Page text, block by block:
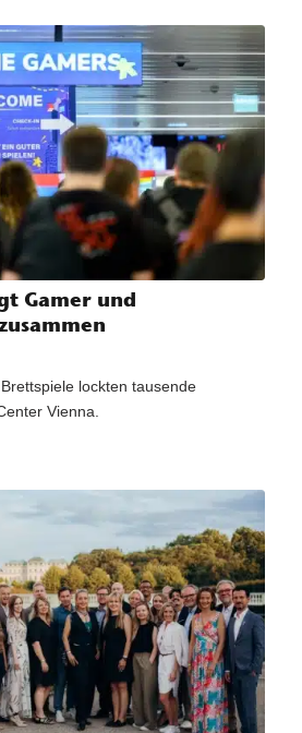
Gamer und
lockten tausende
Vienna.